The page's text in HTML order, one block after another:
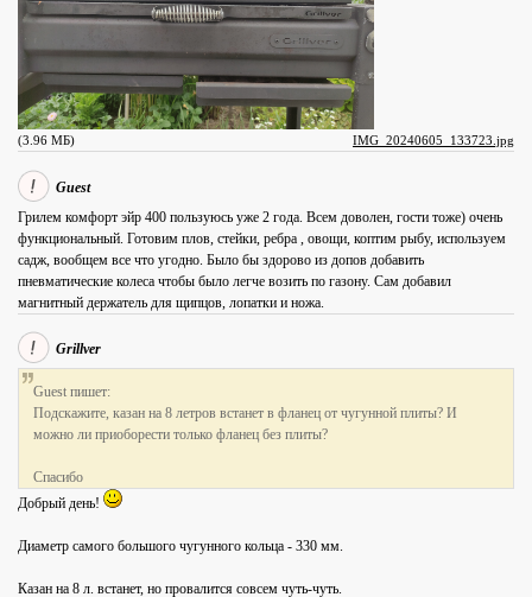
IMG_20240605_133723.jpg
(3.96 МБ)
Guest
Грилем комфорт эйр 400 пользуюсь уже 2 года. Всем доволен, гости тоже) очень
функциональный. Готовим плов, стейки, ребра , овощи, коптим рыбу, используем
садж, вообщем все что угодно. Было бы здорово из допов добавить
пневматические колеса чтобы было легче возить по газону. Сам добавил
магнитный держатель для щипцов, лопатки и ножа.
Grillver
Guest пишет:
Подскажите, казан на 8 летров встанет в фланец от чугунной плиты? И
можно ли приоборести только фланец без плиты?
Спасибо
Добрый день!
Диаметр самого большого чугунного кольца - 330 мм.
Казан на 8 л. встанет, но провалится совсем чуть-чуть.